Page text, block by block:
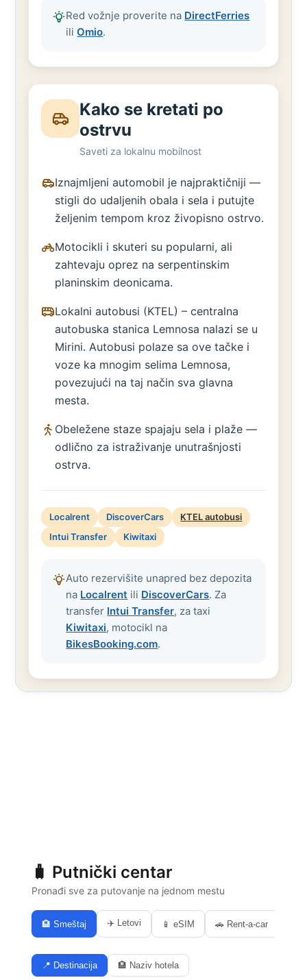
Red vožnje proverite na DirectFerries
iliOmio.
Kako se kretati po
ostrvu
Saveti za lokalnu mobilnost
Iznajmljeni automobil je najpraktičniji —
stigli do udaljenih obala i sela i putujte
željenim tempom kroz živopisno ostrvo.
Motocikli i skuteri su popularni, ali
zahtevaju oprez na serpentinskim
planinskim deonicama.
Lokalni autobusi (KTEL) – centralna
autobuska stanica Lemnosa nalazi se u
Mirini. Autobusi polaze sa ove tačke i
voze ka mnogim selima Lemnosa,
povezujući na taj način sva glavna
mesta.
Obeležene staze spajaju sela i plaže —
odlično za istraživanje unutrašnjosti
ostrva.
Localrent DiscoverCars
KTEL autobusi
Intui Transfer
Kiwitaxi
Auto rezervišite unapred bez depozita
na Localrent ili DiscoverCars. Za
transfer Intui Transfer, za taxi
Kiwitaxi, motocikl na
BikesBooking.com.